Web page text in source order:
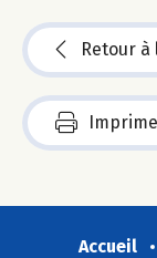
Retour à
Accueil